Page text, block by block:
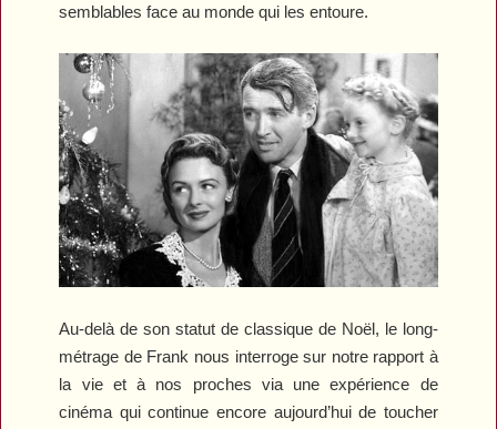
semblables face au monde qui les entoure.
Au-delà de son statut de classique de Noël, le long-
métrage de Frank nous interroge sur notre rapport à
la vie et à nos proches via une expérience de
cinéma qui continue encore aujourd’hui de toucher